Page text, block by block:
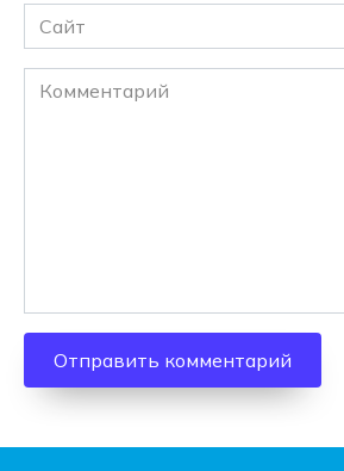
Сайт
Комментарий